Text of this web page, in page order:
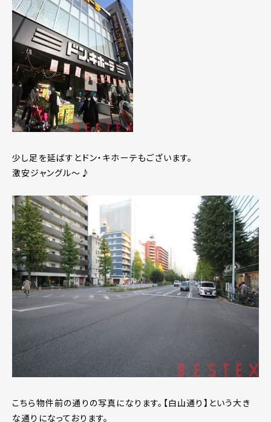
少し足を延ばすとドン・キホーテもございます。
激安ジャングル～♪
こちら物件前の通りの写真になります。【白山通り】という大き
な通りになっております。